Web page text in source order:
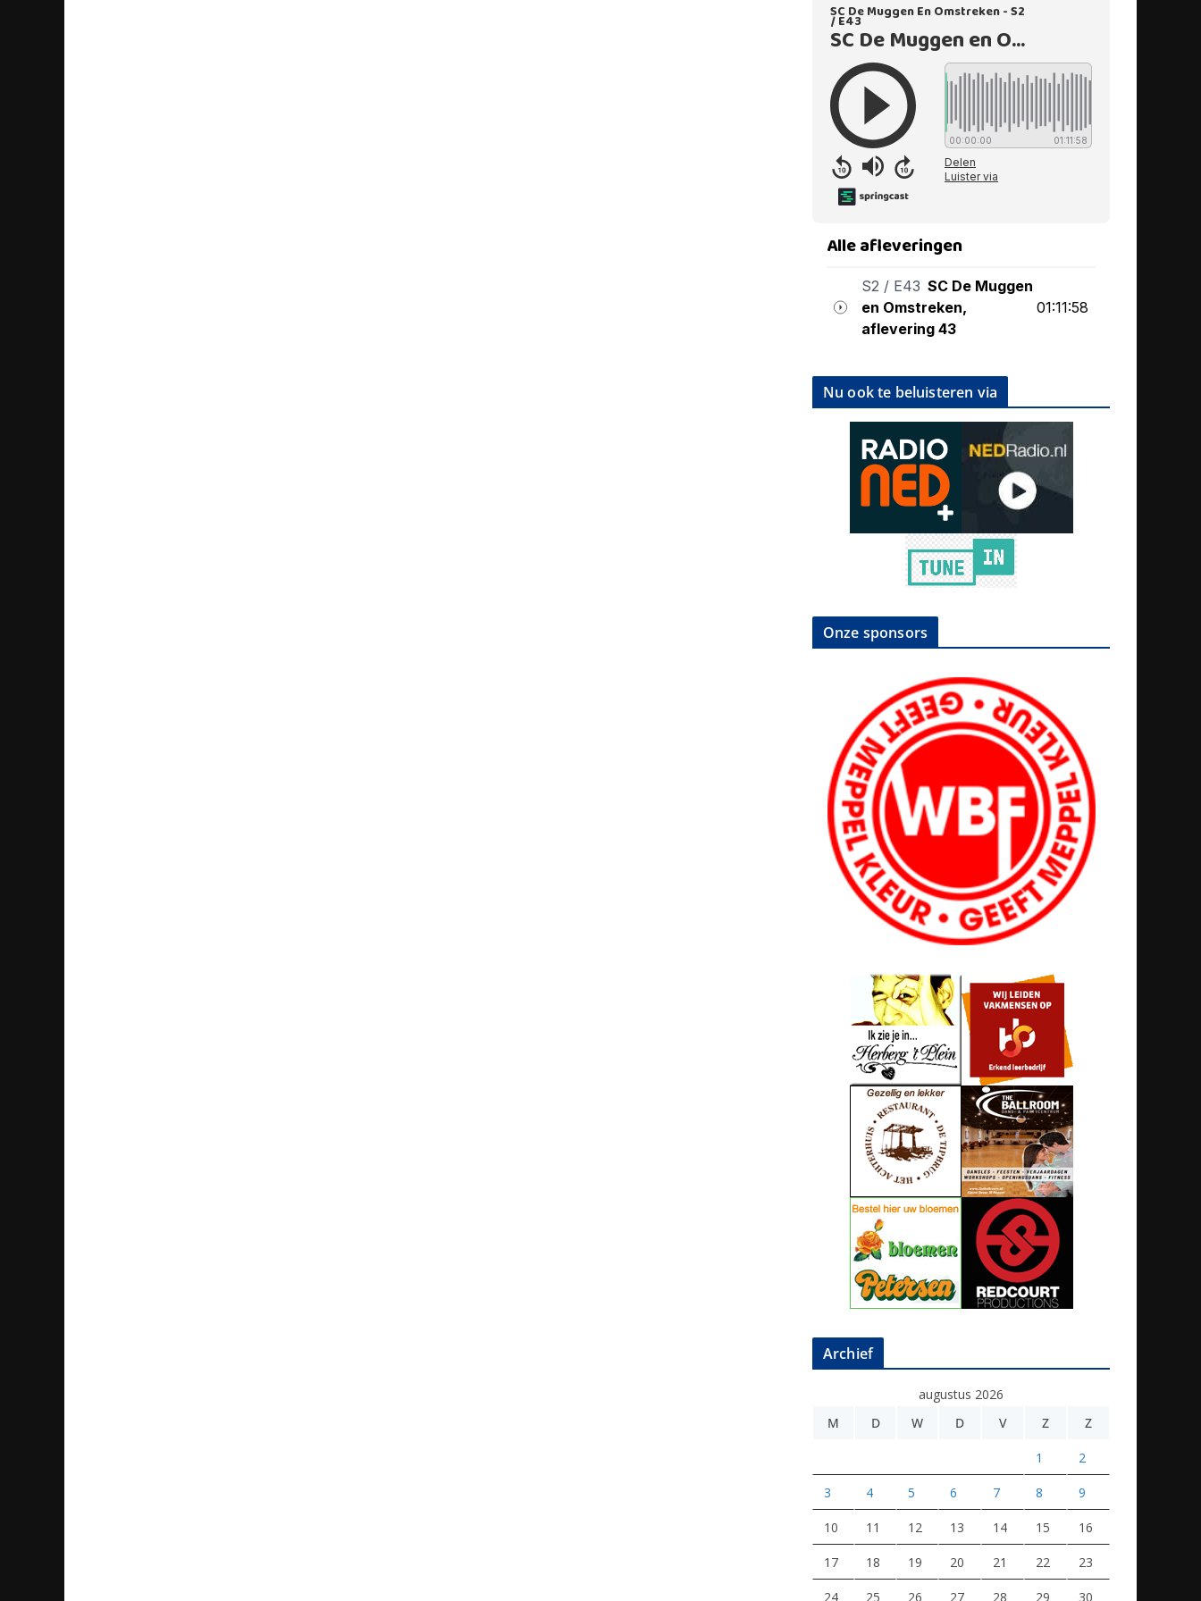
Nu ook te beluisteren via
Onze sponsors
Archief
augustus 2026
M
D W D V Z Z
1 2
3 4 5 6 7 8 9
10 11 12 13 14 15 16
17 18 19 20 21 22 23
24 25 26 27 28 29 30